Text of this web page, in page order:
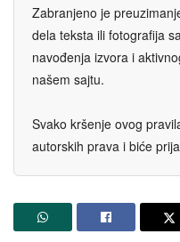
Zabranjeno je
dela teksta ili fotografija
navođenja izvora i
našem sajtu.
Svako kršenje ovog
autorskih prava i biće